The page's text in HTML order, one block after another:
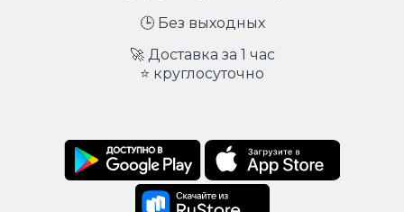
🕒 Без выходных
🚀 Доставка за 1 час
⭐ круглосуточно